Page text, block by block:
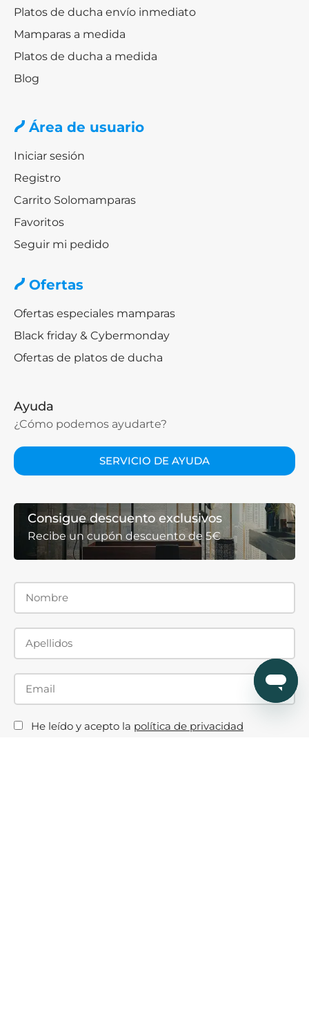
Platos de ducha envío inmediato
Mamparas a medida
Platos de ducha a medida
Blog
Área de usuario
Iniciar sesión
Registro
Carrito Solomamparas
Favoritos
Seguir mi pedido
Ofertas
Ofertas especiales mamparas
Black friday & Cybermonday
Ofertas de platos de ducha
Ayuda
¿Cómo podemos ayudarte?
SERVICIO DE AYUDA
Consigue descuento exclusivos
Recibe un cupón descuento de 5€
He leído y acepto la política de privacidad